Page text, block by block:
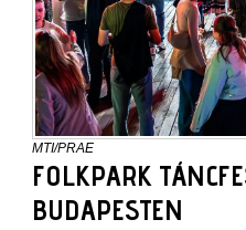
MTI/PRAE
FOLKPARK
BUDAPESTEN